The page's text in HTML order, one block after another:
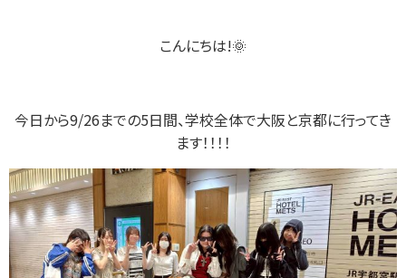
こんにちは!🌞
今日から9/26までの5日間、学校全体で大阪と京都に行ってき
ます！！！！